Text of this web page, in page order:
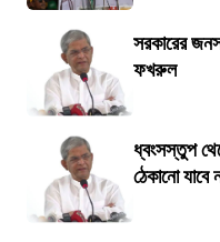
সরকারের
ফখরুল
ধ্বংসস্তুপ
ঠেকানো যাবে